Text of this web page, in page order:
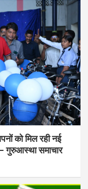
को मिल रही नई
गुरुआस्था समाचार